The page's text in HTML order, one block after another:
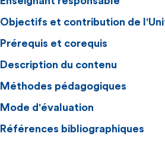
Objectifs et contribution de
Prérequis et corequis
Description du contenu
Méthodes pédagogiques
Mode d'évaluation
Références bibliographiques